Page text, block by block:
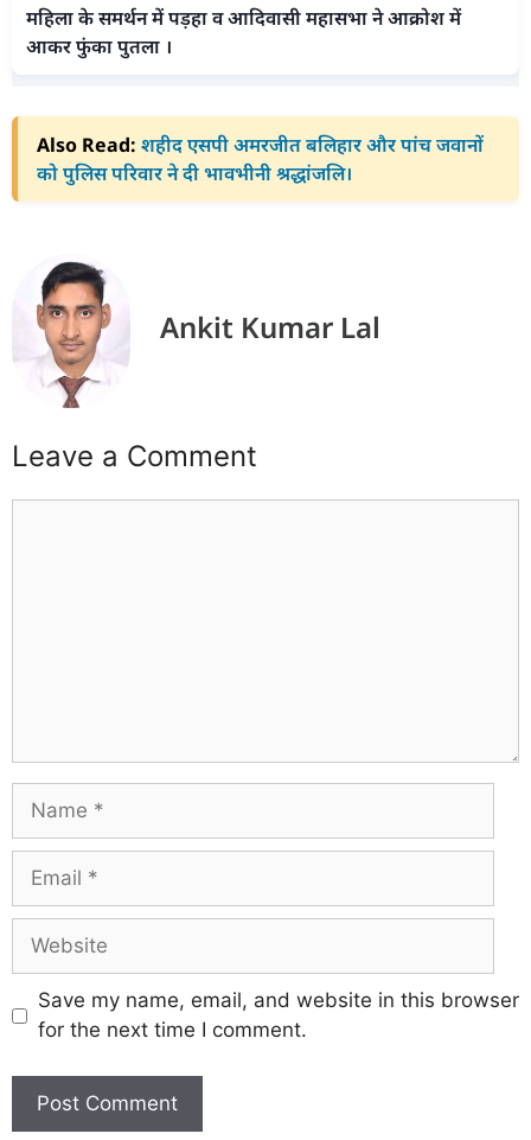
महिला के समर्थन में पड़हा व आदिवासी महासभा ने आक्रोश में
आकर फुंका पुतला ।
Also Read: शहीद एसपी अमरजीत बलिहार और पांच जवानों
को पुलिस परिवार ने दी भावभीनी श्रद्धांजलि।
Ankit Kumar Lal
Leave a Comment
Save my name, email, and website in this browser
for the next time I comment.